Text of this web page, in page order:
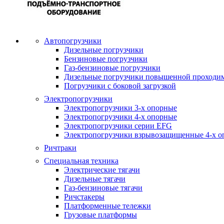
Автопогрузчики
Дизельные погрузчики
Бензиновые погрузчики
Газ-бензиновые погрузчики
Дизельные погрузчики повышенной
Погрузчики с боковой загрузкой
Электропогрузчики
Электропогрузчики 3-х опорные
Электропогрузчики 4-х опорные
Электропогрузчики серии EFG
Электропогрузчики взрывозащищенные 4-х
Ричтраки
Специальная техника
Электрические тягачи
Дизельные тягачи
Газ-бензиновые тягачи
Ричстакеры
Платформенные тележки
Грузовые платформы